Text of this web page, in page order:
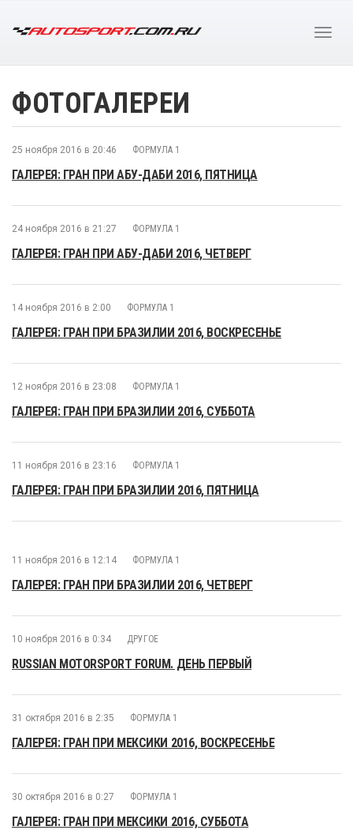
ФОТОГАЛЕРЕИ
25 ноября 2016 в 20:46 ФОРМУЛА 1
ГАЛЕРЕЯ: ГРАН ПРИ АБУ-ДАБИ 2016, ПЯТНИЦА
24 ноября 2016 в 21:27 ФОРМУЛА 1
ГАЛЕРЕЯ: ГРАН ПРИ АБУ-ДАБИ 2016, ЧЕТВЕРГ
14 ноября 2016 в 2:00 ФОРМУЛА 1
ГАЛЕРЕЯ: ГРАН ПРИ БРАЗИЛИИ 2016, ВОСКРЕСЕНЬЕ
12 ноября 2016 в 23:08 ФОРМУЛА 1
ГАЛЕРЕЯ: ГРАН ПРИ БРАЗИЛИИ 2016, СУББОТА
11 ноября 2016 в 23:16 ФОРМУЛА 1
ГАЛЕРЕЯ: ГРАН ПРИ БРАЗИЛИИ 2016, ПЯТНИЦА
11 ноября 2016 в 12:14 ФОРМУЛА 1
ГАЛЕРЕЯ: ГРАН ПРИ БРАЗИЛИИ 2016, ЧЕТВЕРГ
10 ноября 2016 в 0:34 ДРУГОЕ
RUSSIAN MOTORSPORT FORUM. ДЕНЬ ПЕРВЫЙ
31 октября 2016 в 2:35 ФОРМУЛА 1
ГАЛЕРЕЯ: ГРАН ПРИ МЕКСИКИ 2016, ВОСКРЕСЕНЬЕ
30 октября 2016 в 0:27 ФОРМУЛА 1
ГАЛЕРЕЯ: ГРАН ПРИ МЕКСИКИ 2016, СУББОТА